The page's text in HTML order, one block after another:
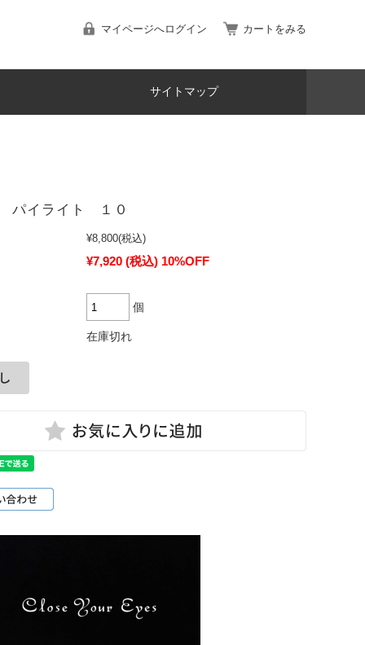
マイページへログイン カートをみる
サイトマップ
パイライト １０
¥8,800(税込)
¥7,920 (税込) 10%OFF
個
在庫切れ